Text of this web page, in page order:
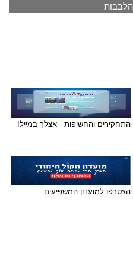
התחקירים והחשיפות - אצלך במייל!
הצטרפו למועדון המשפיעים